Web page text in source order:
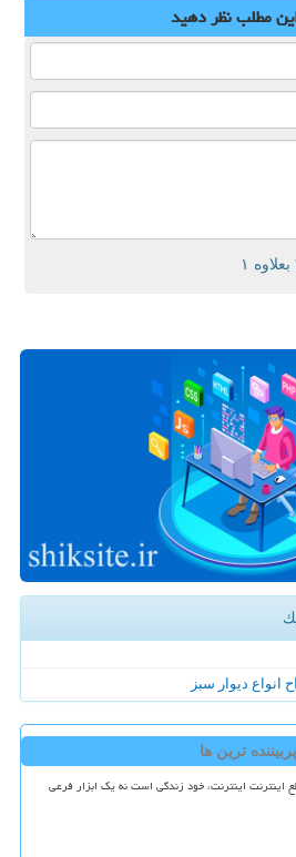
مطلبنظر دهید
دیوار سبز
پربیننده ترین ها
اینترنت اینترنت، خود زندگی است نه یک ابزار فرعی